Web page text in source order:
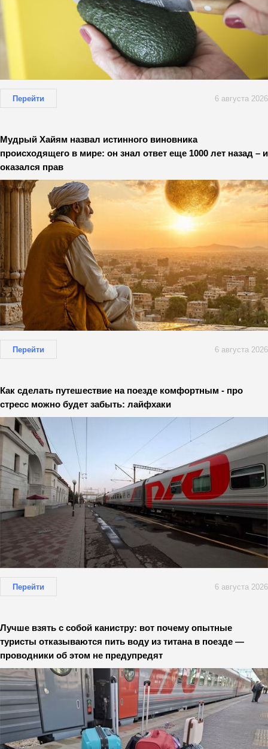
Перейти 6 августа 2026
Мудрый Хайям назвал истинного виновника
происходящего в мире: он знал ответ еще 1000 лет назад – и
оказался прав
Перейти 6 августа 2026
Как сделать путешествие на поезде комфортным - про
стресс можно будет забыть: лайфхаки
Перейти 6 августа 2026
Лучше взять с собой канистру: вот почему опытные
туристы отказываются пить воду из титана в поезде —
проводники об этом не предупредят